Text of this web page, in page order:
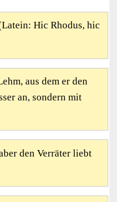
Hic Rhodus, hic
aus dem er den
an, sondern mit
den Verräter liebt